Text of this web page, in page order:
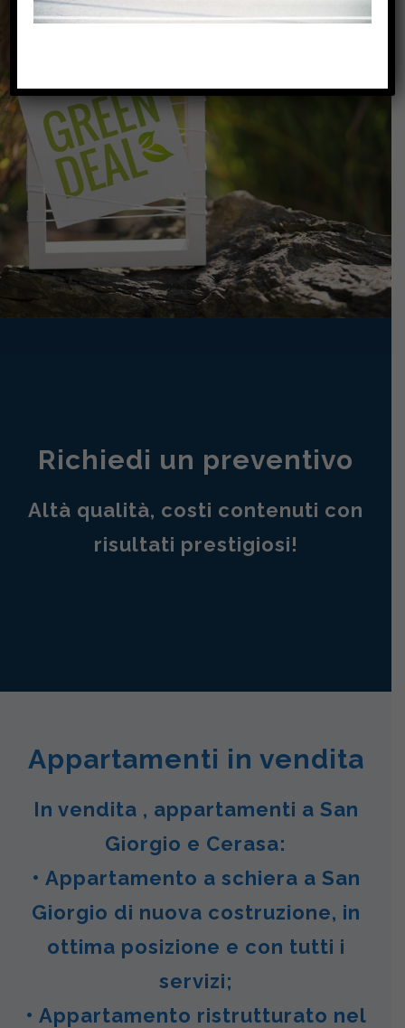
Richiedi un preventivo
Altà qualità, costi contenuti con
risultati prestigiosi!
Appartamenti in vendita
In vendita , appartamenti a San
Giorgio e Cerasa:
• Appartamento a schiera a San
Giorgio di nuova costruzione, in
ottima posizione e con tutti i
servizi;
• Appartamento ristrutturato nel